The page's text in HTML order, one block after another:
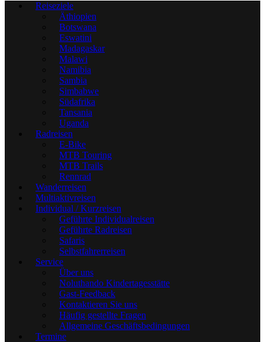
Reiseziele
Äthiopien
Botswana
Eswatini
Madagaskar
Malawi
Namibia
Sambia
Simbabwe
Südafrika
Tansania
Uganda
Radreisen
E-Bike
MTB Touring
MTB Trails
Rennrad
Wanderreisen
Multiaktivreisen
Individual / Kurzreisen
Geführte Individualreisen
Geführte Radreisen
Safaris
Selbstfahrerreisen
Service
Über uns
Noluthando Kindertagesstätte
Gast-Feedback
Kontaktieren Sie uns
Häufig gestellte Fragen
Allgemeine Geschäftsbedingungen
Termine